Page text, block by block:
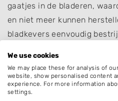
gaatjes in de bladeren,
en niet meer kunnen
bladkevers eenvoudig
natuurlijke beestjes
prooi zien, denk aan
We use cookies
We may place these for analysis of
website, show personalised content
experience. For more information
settings.